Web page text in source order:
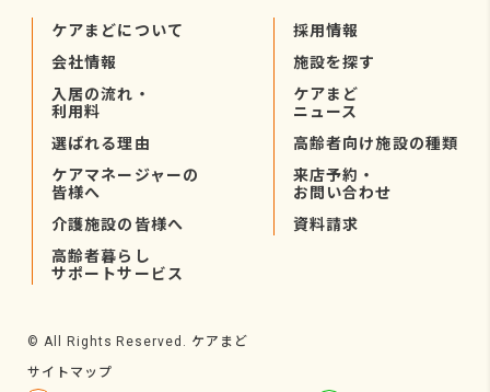
ケアまどについて
会社情報
入居の流れ・
利用料
選ばれる理由
ケアマネージャーの
皆様へ
介護施設の皆様へ
高齢者暮らし
サポートサービス
採用情報
施設を探す
ケアまど
ニュース
高齢者向け施設の種類
来店予約・
お問い合わせ
資料請求
© All Rights Reserved. ケアまど
サイトマップ